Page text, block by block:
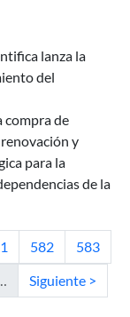
del
lanza la
del
compra de
y
para la
de la
Página
582 Página
583
Siguiente página
Siguiente >